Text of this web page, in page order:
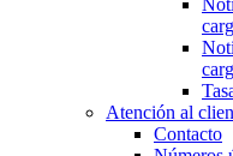
Atención al
Contacto